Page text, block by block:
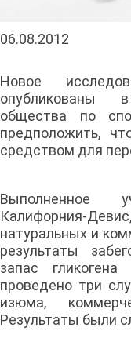
06.08.2012
Новое
опубликованы
общества по
предположить,
средством для
Выполненное
Калифорния-
натуральных и
результаты
запас
проведено три
изюма,
Результаты были